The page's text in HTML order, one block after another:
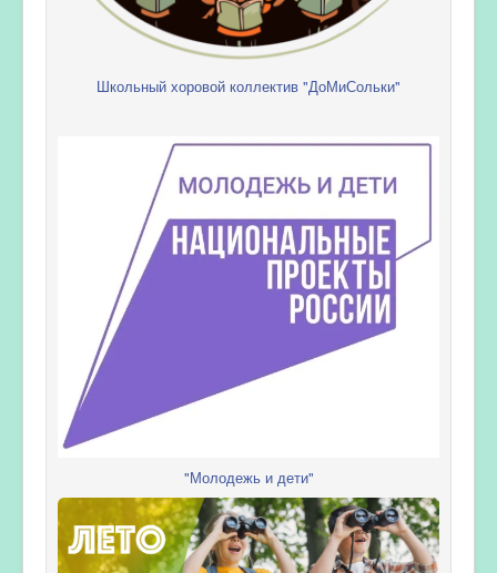
Школьный хоровой коллектив "ДоМиСольки"
"Молодежь и дети"